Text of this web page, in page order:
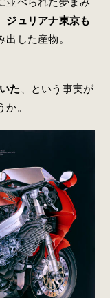
ジュリアナ東京も
出した産物。
た 、という事実が
。